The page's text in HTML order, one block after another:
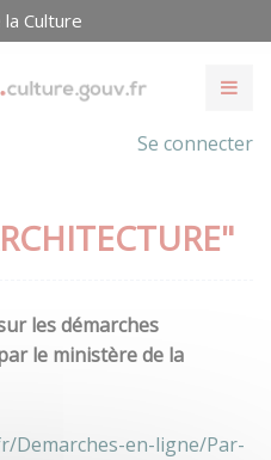
Culture
Se connecter
les démarches
le ministère de la
Demarches-en-ligne/Par-